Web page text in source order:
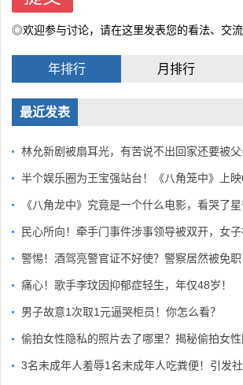
◎欢迎参与讨论，请在这里发表您的看法、交流
年排行 月排行
最近发表
林允新剧被扇耳光，有苦说不出回家还要被父
半个娱乐圈为王宝强站台！《八角笼中》上
《八角龙中》究竟是一个什么电影，看哭了星
民心所向！牵手门事件涉事领导被双开，女子
警惕！酒驾亮警官证不好使？警察居然被免职
痛心！歌手李玟因抑郁症轻生，年仅48岁！
男子故意1次取1元逼哭柜员！你怎么看？
偷拍女性隐私的照片去了哪里？揭秘偷拍女性
3名未成年人羞辱1名未成年人吃粪便！引发社